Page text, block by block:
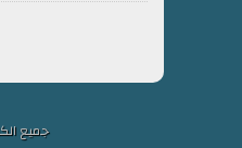
جميع